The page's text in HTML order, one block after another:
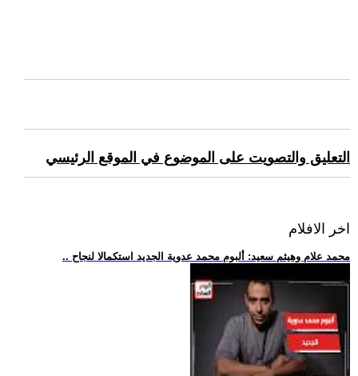
التعليق والتصويت على الموضوع في الموقع الرئيسي
اخر الافلام
.. محمد علام وهيثم سعيد: ألبوم محمد عدوية الجديد استكمالا لنجاح